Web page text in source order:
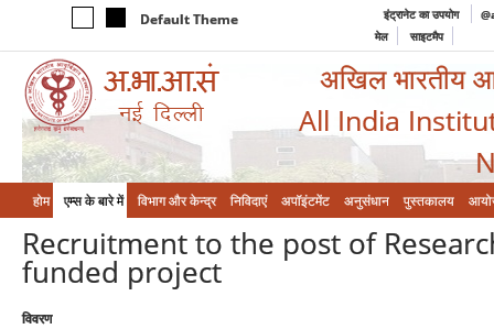
Default Theme इंट्रानेट का उपयोग
मेल
साइटमैप
अखिल भारतीय
All India
होम एम्‍स के बारे में विभाग और केन्‍द्र निविदाएं अपॉइंटमेंट अनुसंधान पुस्तकालय
Recruitment to the post of
funded project
विवरण